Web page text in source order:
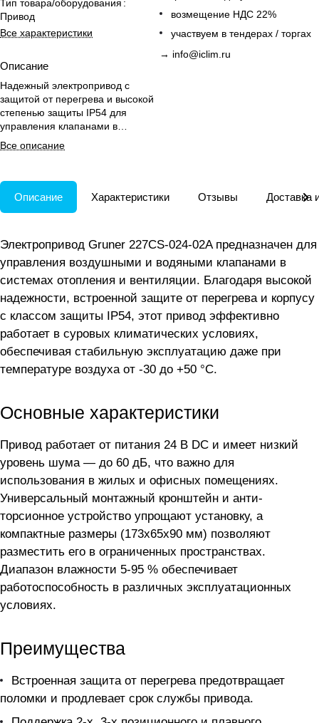
Тип товара/оборудования :
Привод
Все характеристики
Описание
Надежный электропривод с
защитой от перегрева и высокой
степенью защиты IP54 для
управления клапанами в
вентиляции и отоплении.
Все описание
возмещение НДС 22%
участвуем в тендерах / торгах
→ info@iclim.ru
Описание Характеристики Отзывы Доставка
Электропривод Gruner 227CS-024-02A предназначен для
управления воздушными и водяными клапанами в
системах отопления и вентиляции. Благодаря высокой
надежности, встроенной защите от перегрева и корпусу
с классом защиты IP54, этот привод эффективно
работает в суровых климатических условиях,
обеспечивая стабильную эксплуатацию даже при
температуре воздуха от -30 до +50 °C.
Основные характеристики
Привод работает от питания 24 В DC и имеет низкий
уровень шума — до 60 дБ, что важно для
использования в жилых и офисных помещениях.
Универсальный монтажный кронштейн и анти-
торсионное устройство упрощают установку, а
компактные размеры (173x65x90 мм) позволяют
разместить его в ограниченных пространствах.
Диапазон влажности 5-95 % обеспечивает
работоспособность в различных эксплуатационных
условиях.
Преимущества
Встроенная защита от перегрева предотвращает
поломки и продлевает срок службы привода.